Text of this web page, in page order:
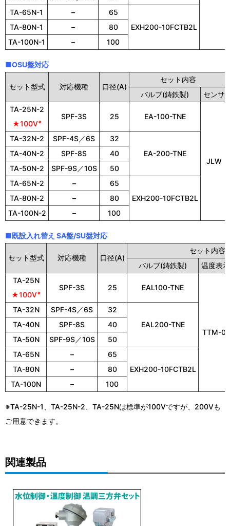
TA-65N-1
–
65
EXH200-10FCTB2L
TA-80N-1 –
80
TA-100N-1
– 100
■OSU盤対応
セット型式 対応機種 口径(A)
セット内容
バルブ(鋳鉄製)
センサ
TA-25N-2
★100V※
SPF-3S 25 EA-100-TNE
JLW
TA-32N-2 SPF-4S／6S
32
EA-200-TNE
TA-40N-2 SPF-8S
40
TA-50N-2
SPF-9S／10S
50
TA-65N-2
–
65
EXH200-10FCTB2L
TA-80N-2 –
80
TA-100N-2
– 100
■既設入れ替え SA盤/SU盤対応
セット型式 対応機種 口径(A)
セット内容
バルブ(鋳鉄製)
温度表
TA-25N
★100V※
SPF-3S 25 EAL100-TNE
TTM-
TA-32N SPF-4S／6S
32
EAL200-TNE
TA-40N SPF-8S
40
TA-50N
SPF-9S／10S
50
TA-65N
–
65
EXH200-10FCTB2L
TA-80N –
80
TA-100N
– 100
※TA-25N-1、TA-25N-2、TA-25Nは標準が100Vですが、200Vも
ご用意できます。
関連製品